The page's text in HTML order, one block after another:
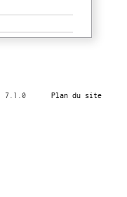
7.1.0 Plan du site